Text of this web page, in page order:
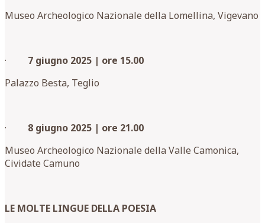
Museo Archeologico Nazionale della Lomellina, Vigevano
· 7 giugno 2025 | ore 15.00
Palazzo Besta, Teglio
· 8 giugno 2025 | ore 21.00
Museo Archeologico Nazionale della Valle Camonica,
Cividate Camuno
LE MOLTE LINGUE DELLA POESIA